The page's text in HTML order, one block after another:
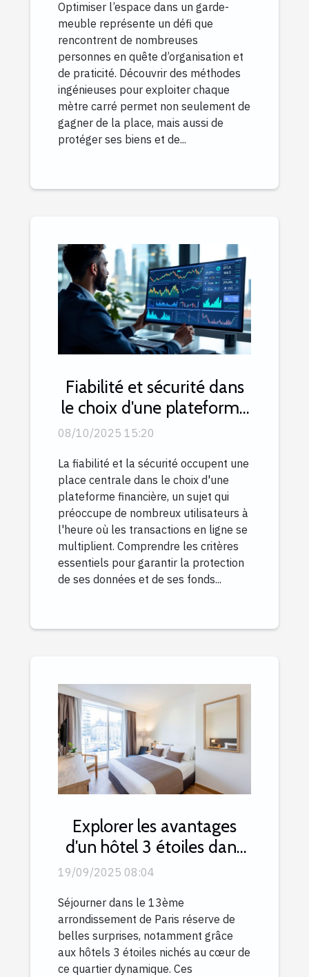
Optimiser l’espace dans un garde-
meuble représente un défi que
rencontrent de nombreuses
personnes en quête d’organisation et
de praticité. Découvrir des méthodes
ingénieuses pour exploiter chaque
mètre carré permet non seulement de
gagner de la place, mais aussi de
protéger ses biens et de...
Fiabilité et sécurité dans
le choix d'une plateforme
financière
08/10/2025 15:20
La fiabilité et la sécurité occupent une
place centrale dans le choix d'une
plateforme financière, un sujet qui
préoccupe de nombreux utilisateurs à
l'heure où les transactions en ligne se
multiplient. Comprendre les critères
essentiels pour garantir la protection
de ses données et de ses fonds...
Explorer les avantages
d'un hôtel 3 étoiles dans
le 13ème arrondissement
19/09/2025 08:04
Séjourner dans le 13ème
arrondissement de Paris réserve de
belles surprises, notamment grâce
aux hôtels 3 étoiles nichés au cœur de
ce quartier dynamique. Ces